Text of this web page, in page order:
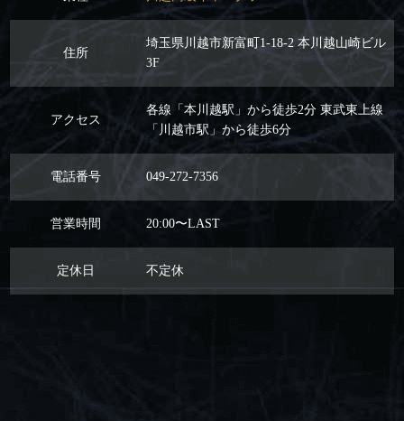
住所
埼玉県川越市新富町1-18-2 本川越山崎ビル
3F
アクセス
各線「本川越駅」から徒歩2分 東武東上線
「川越市駅」から徒歩6分
電話番号 049-272-7356
営業時間 20:00〜LAST
定休日 不定休